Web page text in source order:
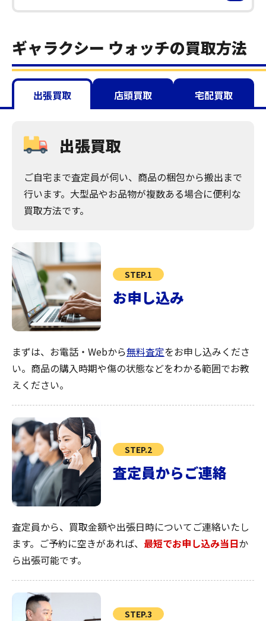
ギャラクシー ウォッチの買取方法
出張買取 店頭買取 宅配買取
出張買取
ご自宅まで査定員が伺い、商品の梱包から搬出まで
行います。大型品やお品物が複数ある場合に便利な
買取方法です。
STEP.1
お申し込み
まずは、お電話・Webから無料査定をお申し込みくださ
い。商品の購入時期や傷の状態などをわかる範囲でお教
えください。
STEP.2
査定員からご連絡
査定員から、買取金額や出張日時についてご連絡いたし
ます。ご予約に空きがあれば、 最短でお申し込み当日か
ら出張可能です。
STEP.3